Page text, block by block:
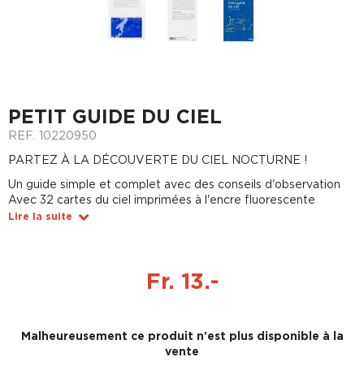
PETIT GUIDE DU CIEL
REF. 10220950
PARTEZ À LA DÉCOUVERTE DU CIEL NOCTURNE !
Un guide simple et complet avec des conseils d'observation
Avec 32 cartes du ciel imprimées à l'encre fluorescente
Lire la suite
Fr. 13.-
Malheureusement ce produit n'est plus disponible à la
vente